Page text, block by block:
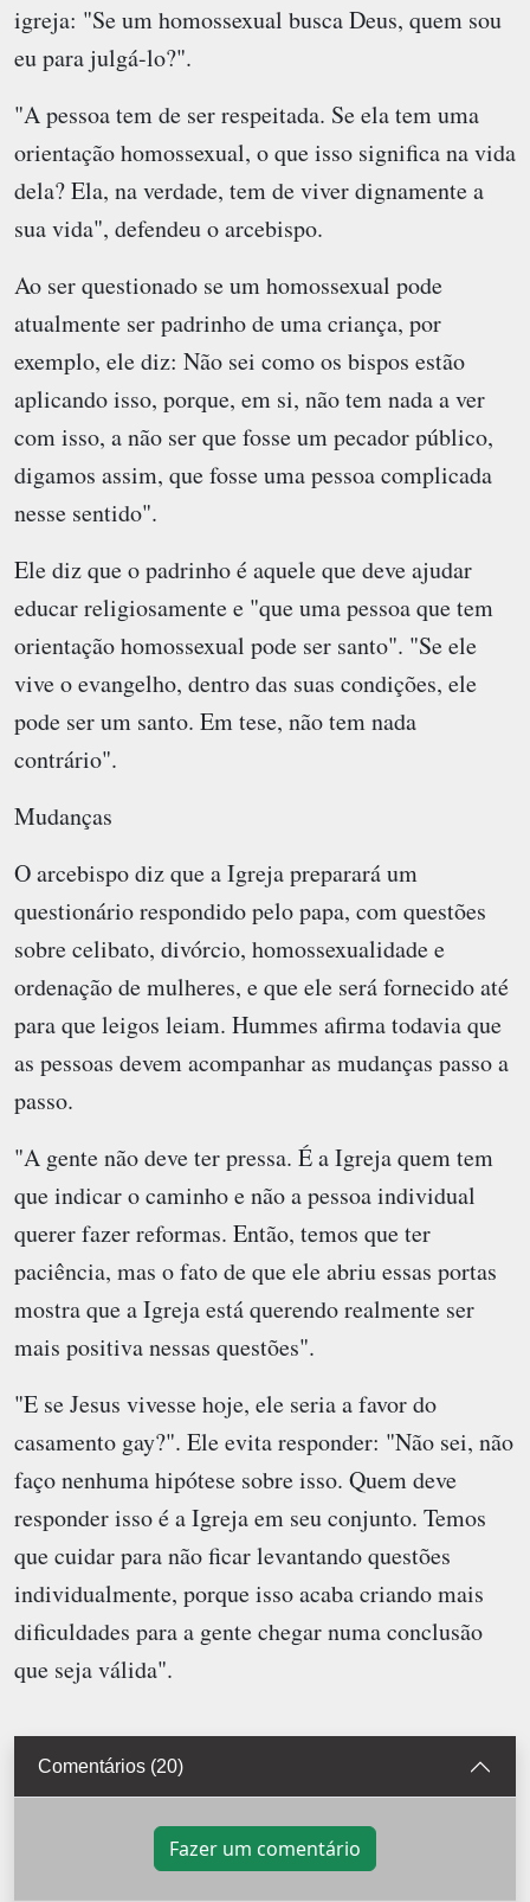
igreja: "Se um homossexual busca Deus, quem sou
eu para julgá-lo?".
"A pessoa tem de ser respeitada. Se ela tem uma
orientação homossexual, o que isso significa na vida
dela? Ela, na verdade, tem de viver dignamente a
sua vida", defendeu o arcebispo.
Ao ser questionado se um homossexual pode
atualmente ser padrinho de uma criança, por
exemplo, ele diz: Não sei como os bispos estão
aplicando isso, porque, em si, não tem nada a ver
com isso, a não ser que fosse um pecador público,
digamos assim, que fosse uma pessoa complicada
nesse sentido".
Ele diz que o padrinho é aquele que deve ajudar
educar religiosamente e "que uma pessoa que tem
orientação homossexual pode ser santo". "Se ele
vive o evangelho, dentro das suas condições, ele
pode ser um santo. Em tese, não tem nada
contrário".
Mudanças
O arcebispo diz que a Igreja preparará um
questionário respondido pelo papa, com questões
sobre celibato, divórcio, homossexualidade e
ordenação de mulheres, e que ele será fornecido até
para que leigos leiam. Hummes afirma todavia que
as pessoas devem acompanhar as mudanças passo a
passo.
"A gente não deve ter pressa. É a Igreja quem tem
que indicar o caminho e não a pessoa individual
querer fazer reformas. Então, temos que ter
paciência, mas o fato de que ele abriu essas portas
mostra que a Igreja está querendo realmente ser
mais positiva nessas questões".
"E se Jesus vivesse hoje, ele seria a favor do
casamento gay?". Ele evita responder: "Não sei, não
faço nenhuma hipótese sobre isso. Quem deve
responder isso é a Igreja em seu conjunto. Temos
que cuidar para não ficar levantando questões
individualmente, porque isso acaba criando mais
dificuldades para a gente chegar numa conclusão
que seja válida".
Comentários (20)
Fazer um comentário